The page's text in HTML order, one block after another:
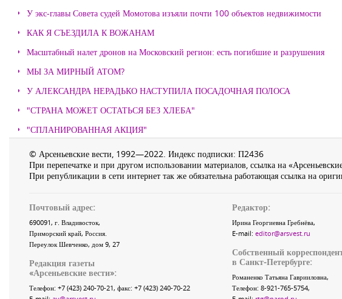
У экс-главы Совета судей Момотова изъяли почти 100 объектов недвижимости
КАК Я СЪЕЗДИЛА К ВОЖАНАМ
Масштабный налет дронов на Московский регион: есть погибшие и разрушения
МЫ ЗА МИРНЫЙ АТОМ?
У АЛЕКСАНДРА НЕРАДЬКО НАСТУПИЛА ПОСАДОЧНАЯ ПОЛОСА
"СТРАНА МОЖЕТ ОСТАТЬСЯ БЕЗ ХЛЕБА"
"СПЛАНИРОВАННАЯ АКЦИЯ"
© Арсеньевские вести, 1992—2022. Индекс подписки: П2436
При перепечатке и при другом использовании материалов, ссылка на
При републикации в сети интернет так же обязательна работающая ссылка на
Почтовый адрес:
690091, г. Владивосток,
Приморский край, Россия.
Переулок Шевченко, дом 9, 27
Редакция газеты
«Арсеньевские вести»:
Телефон: +7 (423) 240-70-21, факс: +7 (423) 240-70-22
Редактор:
Ирина Георгиевна Гребнёва,
E-mail: editor@arsvest.ru
Собственный
в Санкт-Петербурге:
Романенко Татьяна Гаврииловна,
Телефон: 8-921-765-5754,